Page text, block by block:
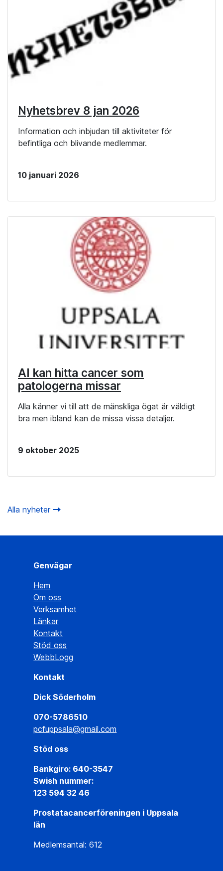
Nyhetsbrev 8 jan 2026
Information och inbjudan till aktiviteter för
befintliga och blivande medlemmar.
10 januari 2026
AI kan hitta cancer som
patologerna missar
Alla känner vi till att de mänskliga ögat är väldigt
bra men ibland kan de missa vissa detaljer.
9 oktober 2025
Alla nyheter
Genvägar
Hem
Om oss
Verksamhet
Länkar
Kontakt
Stöd oss
WebbLogg
Kontakt
Dick Söderholm
070-5786510
pcfuppsala@gmail.com
Stöd oss
Bankgiro: 640-3547
Swish nummer:
123 594 32 46
Prostatacancerföreningen i Uppsala
län
Medlemsantal: 612